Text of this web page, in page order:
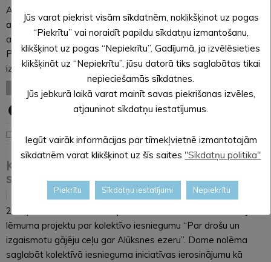
Alūksnes novada dome 27. aprīļa sēdē pieņēma lēmumu
atcelt iepriekš pašvaldības izsniegtās atļaujas spēļu zāļu
atvēršanai un azartspēļu organizēšanai Lielā Ezera ielā 8 un
Pils ielā 27A, Alūksnē. Tāpat dome nolēma atcelt iepriekš
izsniegto atļauju atvērt sporta totalizatora un derību…
Kolektīvā iesnieguma priekšlikumu
saglabās kā nākotnes perspektīvu
11.05.2023
27. aprīlī Alūksnes novada pašvaldības dome sēde izskatīja
lēmuma projektu par kolektīvo iesniegumu “Par drošu un
izgaismotu gājēju ceļu gar Alūksnes ezeru”. Dome nolēma
saglabāt kolektīvā iesnieguma iniciatīvas ierosinājumu kā
Jūs varat piekrist visām sīkdatnēm, noklikšķinot uz pogas
“Piekrītu” vai noraidīt papildu sīkdatņu izmantošanu,
klikšķinot uz pogas “Nepiekrītu”. Gadījumā, ja izvēlēsieties
klikšķināt uz “Nepiekrītu”, jūsu datorā tiks saglabātas tikai
nepieciešamās sīkdatnes.
Jūs jebkurā laikā varat mainīt savas piekrišanas izvēles,
atjauninot sīkdatņu iestatījumus.
Iegūt vairāk informācijas par tīmekļvietnē izmantotajām
sīkdatnēm varat klikšķinot uz šīs saites "Sīkdatņu politika"
Piekrītu Sīkdatņu iestatījumi Nepiekrītu